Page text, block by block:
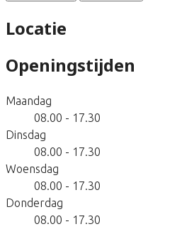
Locatie
Openingstijden
Maandag
08.00 - 17.30
Dinsdag
08.00 - 17.30
Woensdag
08.00 - 17.30
Donderdag
08.00 - 17.30